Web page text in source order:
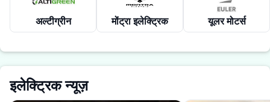
अल्टीग्रीन मोंट्रा इलेक्ट्रिक यूलर मोटर्स
इलेक्ट्रिक न्यूज़